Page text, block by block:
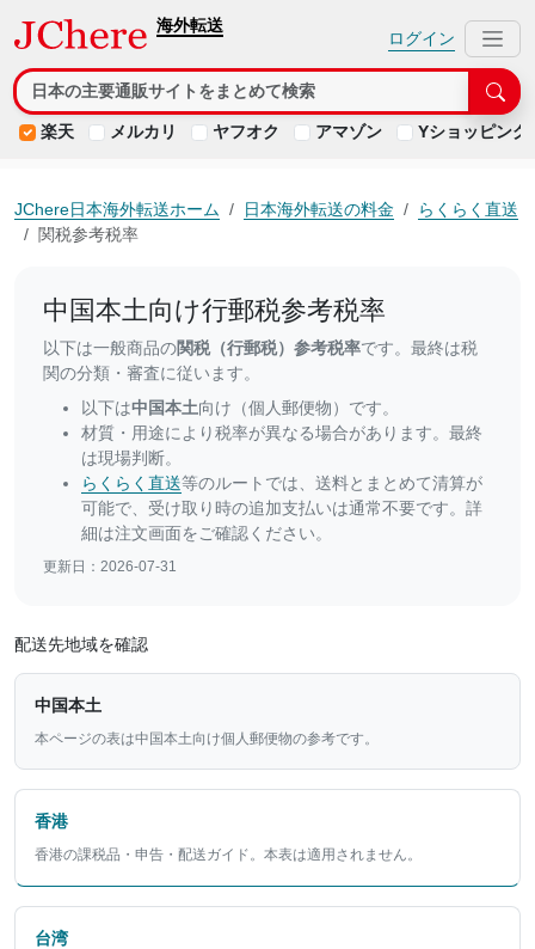
海外転送
ログイン
楽天 メルカリ ヤフオク アマゾン Yショッピング
JChere日本海外転送ホーム 日本海外転送の料金
らくらく直送
関税参考税率
中国本土向け行郵税参考税率
以下は一般商品の関税（行郵税）参考税率です。最終は税
関の分類・審査に従います。
以下は中国本土向け（個人郵便物）です。
材質・用途により税率が異なる場合があります。最終
は現場判断。
らくらく直送等のルートでは、送料とまとめて清算が
可能で、受け取り時の追加支払いは通常不要です。詳
細は注文画面をご確認ください。
更新日：2026-07-31
配送先地域を確認
中国本土
本ページの表は中国本土向け個人郵便物の参考です。
香港
香港の課税品・申告・配送ガイド。本表は適用されません。
台湾